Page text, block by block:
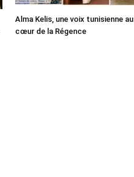
Alma Kelis, une voix tunisienne au
cœur de la Régence